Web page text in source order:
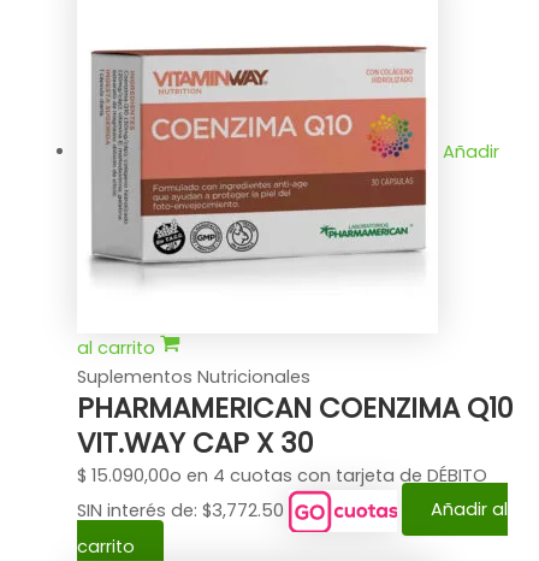
Añadir
al carrito
Suplementos Nutricionales
PHARMAMERICAN COENZIMA Q10
VIT.WAY CAP X 30
$ 15.090,00o en 4 cuotas con tarjeta de DÉBITO
SIN interés de: $3,772.50
Añadir al
carrito